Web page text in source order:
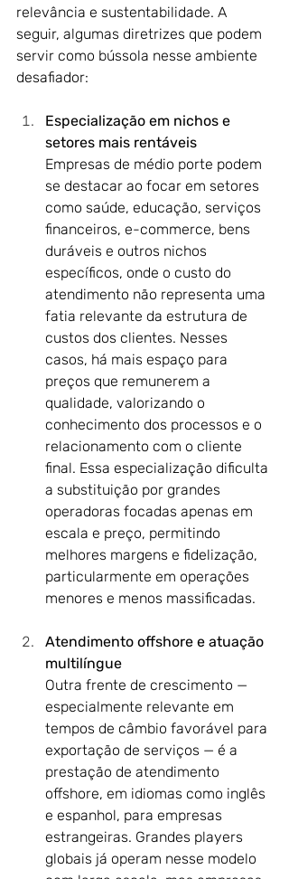
relevância e sustentabilidade. A
seguir, algumas diretrizes que podem
servir como bússola nesse ambiente
desafiador:
Especialização em nichos e
setores mais rentáveis
Empresas de médio porte podem
se destacar ao focar em setores
como saúde, educação, serviços
financeiros, e-commerce, bens
duráveis e outros nichos
específicos, onde o custo do
atendimento não representa uma
fatia relevante da estrutura de
custos dos clientes. Nesses
casos, há mais espaço para
preços que remunerem a
qualidade, valorizando o
conhecimento dos processos e o
relacionamento com o cliente
final. Essa especialização dificulta
a substituição por grandes
operadoras focadas apenas em
escala e preço, permitindo
melhores margens e fidelização,
particularmente em operações
menores e menos massificadas.
Atendimento offshore e atuação
multilíngue
Outra frente de crescimento —
especialmente relevante em
tempos de câmbio favorável para
exportação de serviços — é a
prestação de atendimento
offshore, em idiomas como inglês
e espanhol, para empresas
estrangeiras. Grandes players
globais já operam nesse modelo